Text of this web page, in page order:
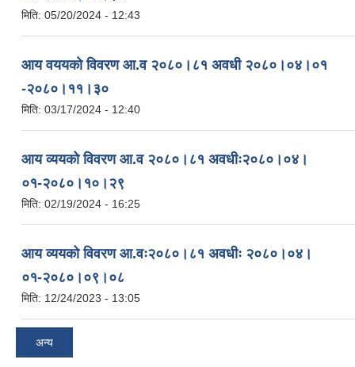
मिति: 05/20/2024 - 12:43
आय वययको विवरण आ.व २०८०।८१ अवधी २०८०।०४।०१
-२०८०।११।३०
मिति: 03/17/2024 - 12:40
आय व्ययको विवरण आ.व २०८०।८१ अवधीः२०८०।०४।
०१-२०८०।१०।२९
मिति: 02/19/2024 - 16:25
आय व्ययको विवरण आ.वः२०८०।८१ अवधीः २०८०।०४।
०१-२०८०।०९।०८
मिति: 12/24/2023 - 13:05
अन्य